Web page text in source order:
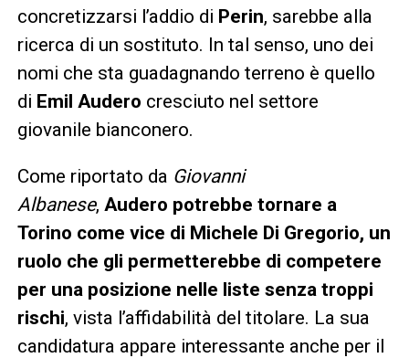
concretizzarsi l’addio di Perin, sarebbe alla
ricerca di un sostituto. In tal senso, uno dei
nomi che sta guadagnando terreno è quello
di Emil Audero cresciuto nel settore
giovanile bianconero.
Come riportato da Giovanni
Albanese, Audero potrebbe tornare a
Torino come vice di Michele Di Gregorio, un
ruolo che gli permetterebbe di competere
per una posizione nelle liste senza troppi
rischi, vista l’affidabilità del titolare. La sua
candidatura appare interessante anche per il